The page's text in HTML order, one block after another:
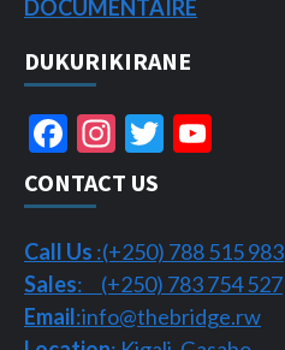
DOCUMENTAIRE
DUKURIKIRANE
Facebook
Instagram
Twitter
CONTACT US
Call Us :(+250) 788 515 983
Sales: (+250) 783 754 527
Email:info@thebridge.rw